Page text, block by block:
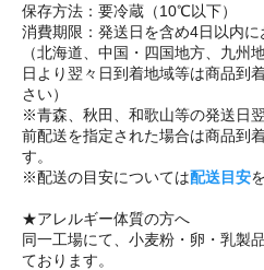
保存方法：要冷蔵（10℃以下）
消費期限：発送日を含め4日以内に
（北海道、中国・四国地方、九州
日より翌々日到着地域等は商品到
さい）
※青森、秋田、和歌山等の発送日
前配送を指定された場合は商品到
す。
※配送の目安については配送目安
★アレルギー体質の方へ
同一工場にて、小麦粉・卵・乳製
ております。